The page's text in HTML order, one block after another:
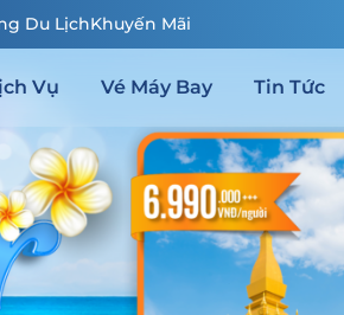
Du LịchKhuyến Mãi
Vụ Vé Máy Bay Tin Tức